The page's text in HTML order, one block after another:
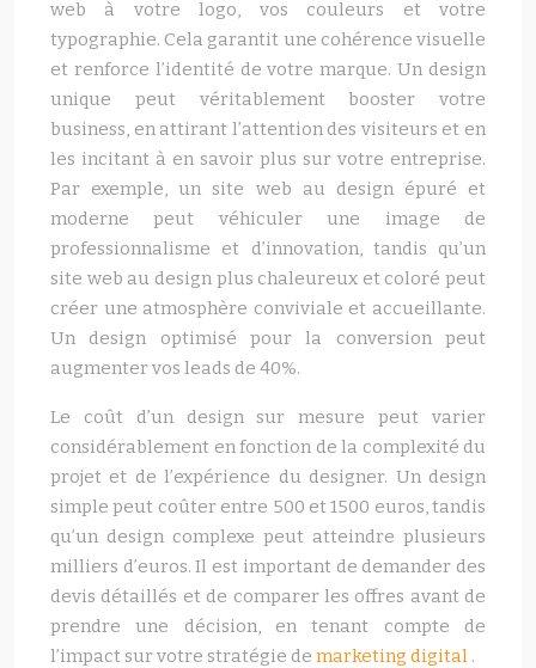
web à votre logo, vos couleurs et votre
typographie. Cela garantit une cohérence visuelle
et renforce l’identité de votre marque. Un design
unique peut véritablement booster votre
business, en attirant l’attention des visiteurs et en
les incitant à en savoir plus sur votre entreprise.
Par exemple, un site web au design épuré et
moderne peut véhiculer une image de
professionnalisme et d’innovation, tandis qu’un
site web au design plus chaleureux et coloré peut
créer une atmosphère conviviale et accueillante.
Un design optimisé pour la conversion peut
augmenter vos leads de 40%.
Le coût d’un design sur mesure peut varier
considérablement en fonction de la complexité du
projet et de l’expérience du designer. Un design
simple peut coûter entre 500 et 1500 euros, tandis
qu’un design complexe peut atteindre plusieurs
milliers d’euros. Il est important de demander des
devis détaillés et de comparer les offres avant de
prendre une décision, en tenant compte de
l’impact sur votre stratégie de marketing digital .